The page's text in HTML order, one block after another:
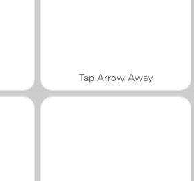
Tap Arrow Away